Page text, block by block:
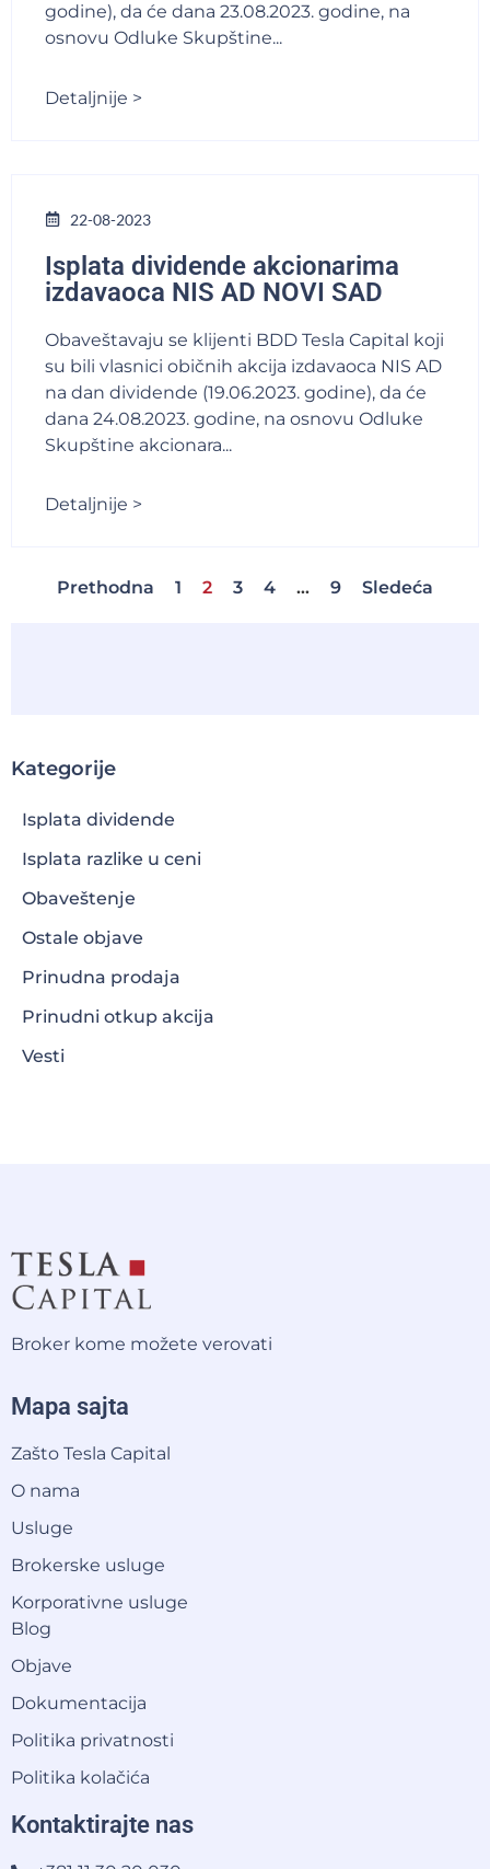
godine), da će dana 23.08.2023. godine, na
osnovu Odluke Skupštine...
Detaljnije >
22-08-2023
Isplata dividende akcionarima
izdavaoca NIS AD NOVI SAD
Obaveštavaju se klijenti BDD Tesla Capital koji
su bili vlasnici običnih akcija izdavaoca NIS AD
na dan dividende (19.06.2023. godine), da će
dana 24.08.2023. godine, na osnovu Odluke
Skupštine akcionara...
Detaljnije >
Prethodna 1 2 3 4 … 9 Sledeća
Kategorije
Isplata dividende
Isplata razlike u ceni
Obaveštenje
Ostale objave
Prinudna prodaja
Prinudni otkup akcija
Vesti
Broker kome možete verovati
Mapa sajta
Zašto Tesla Capital
O nama
Usluge
Brokerske usluge
Korporativne usluge
Blog
Objave
Dokumentacija
Politika privatnosti
Politika kolačića
Kontaktirajte nas